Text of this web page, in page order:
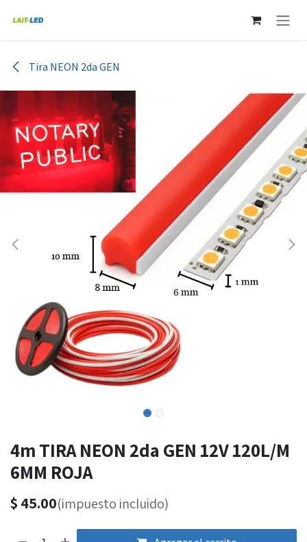
Tira NEON 2da GEN
4m TIRA NEON 2da GEN 12V 120L/M
6MM ROJA
$ 45.00(impuesto incluido)